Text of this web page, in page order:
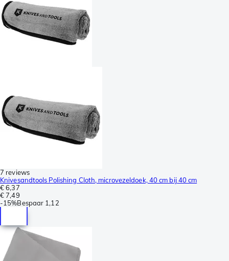
7 reviews
Knivesandtools Polishing Cloth, microvezeldoek, 40 cm bij 40 cm
€ 6,37
€ 7,49
-15%Bespaar 1,12